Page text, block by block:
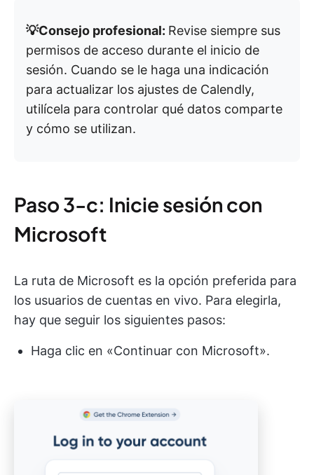
💡Consejo profesional: Revise siempre sus
permisos de acceso durante el inicio de
sesión. Cuando se le haga una indicación
para actualizar los ajustes de Calendly,
utilícela para controlar qué datos comparte
y cómo se utilizan.
Paso 3-c: Inicie sesión con
Microsoft
La ruta de Microsoft es la opción preferida para
los usuarios de cuentas en vivo. Para elegirla,
hay que seguir los siguientes pasos:
Haga clic en «Continuar con Microsoft».